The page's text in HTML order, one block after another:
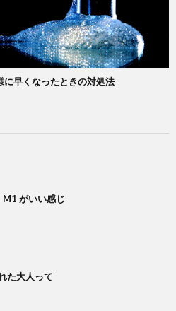
早くなったときの対処法
がいい感じ
た大人って